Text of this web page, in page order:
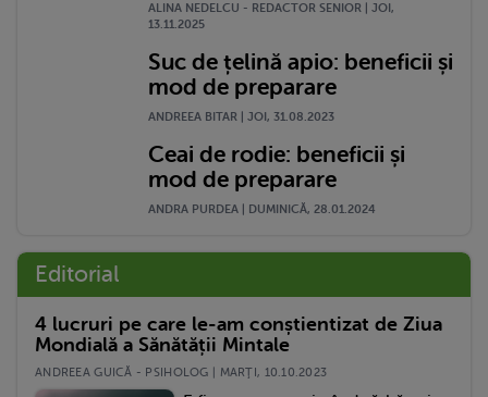
ALINA NEDELCU - REDACTOR SENIOR | JOI,
13.11.2025
Suc de țelină apio: beneficii și
mod de preparare
ANDREEA BITAR | JOI, 31.08.2023
Ceai de rodie: beneficii și
mod de preparare
ANDRA PURDEA | DUMINICĂ, 28.01.2024
Editorial
4 lucruri pe care le-am conștientizat de Ziua
Mondială a Sănătății Mintale
ANDREEA GUICĂ - PSIHOLOG | MARŢI, 10.10.2023